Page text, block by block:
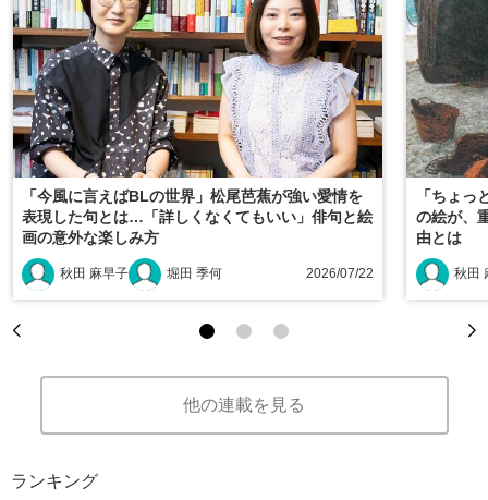
「今風に言えばBLの世界」松尾芭蕉が強い愛情を
表現した句とは…「詳しくなくてもいい」俳句と絵
画の意外な楽しみ方
秋田 麻早子 堀田 季何 2026/07/22
「ちょ
の絵が、
由とは
秋田
他の連載を見る
ランキング